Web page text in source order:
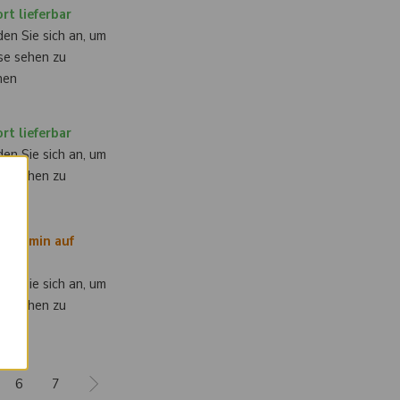
lieferbar
Sie sich an, um
sehen zu
lieferbar
Sie sich an, um
sehen zu
auf
Sie sich an, um
sehen zu
6 7